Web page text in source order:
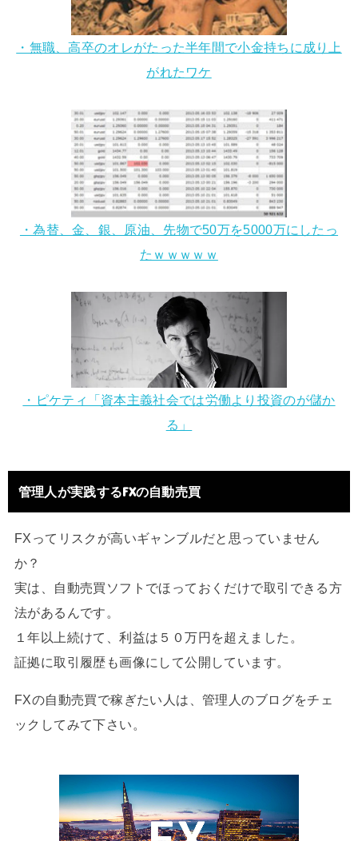
・無職、高卒のオレがたった半年間で小金持ちに成り上
がれたワケ
・為替、金、銀、原油、先物で50万を5000万にしたっ
たｗｗｗｗｗ
・ピケティ「資本主義社会では労働より投資のが儲か
る」
管理人が実践するFXの自動売買
FXってリスクが高いギャンブルだと思っていません
か？
実は、自動売買ソフトでほっておくだけで取引できる方
法があるんです。
１年以上続けて、利益は５０万円を超えました。
証拠に取引履歴も画像にして公開しています。
FXの自動売買で稼ぎたい人は、管理人のブログをチェ
ックしてみて下さい。